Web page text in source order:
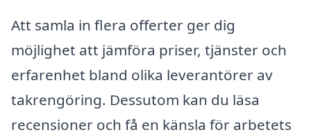
Att samla in flera offerter ger dig
möjlighet att jämföra priser, tjänster och
erfarenhet bland olika leverantörer av
takrengöring. Dessutom kan du läsa
recensioner och få en känsla för arbetets